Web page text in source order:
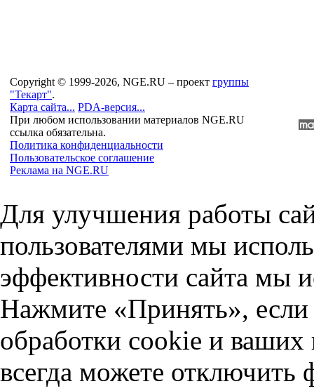
Copyright © 1999-2026, NGE.RU – проект группы
"Текарт".
Карта сайта... PDA-версия...
При любом использовании материалов NGE.RU
ссылка обязательна.
Политика конфиденциальности
Пользовательское соглашение
Реклама на NGE.RU
Для улучшения работы
пользователями мы
эффективности сайта мы
Нажмите «Принять», если
обработки cookie и
всегда можете отключить